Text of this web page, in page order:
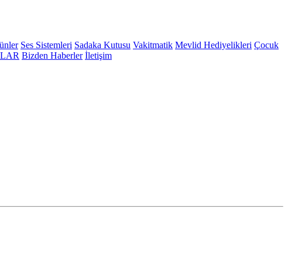
Ses Sistemleri Sadaka Kutusu Vakitmatik Mevlid Hediyelikleri Çocuk
Bizden Haberler İletişim